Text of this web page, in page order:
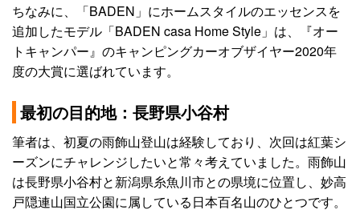
ちなみに、「BADEN」にホームスタイルのエッセンスを
追加したモデル「BADEN casa Home Style」は、『オー
トキャンパー』のキャンピングカーオブザイヤー2020年
度の大賞に選ばれています。
最初の目的地：長野県小谷村
筆者は、初夏の雨飾山登山は経験しており、次回は紅葉シ
ーズンにチャレンジしたいと常々考えていました。雨飾山
は長野県小谷村と新潟県糸魚川市との県境に位置し、妙高
戸隠連山国立公園に属している日本百名山のひとつです。